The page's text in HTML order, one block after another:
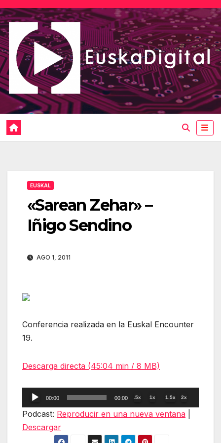
Saltar
al
contenido
EUSKAL
«Sarean Zehar» –
Iñigo Sendino
AGO 1, 2011
Conferencia realizada en la Euskal Encounter
19.
Descarga directa (45:04 min / 8 MB)
Reproductor
de
00:00 00:00 .5x 1x 1.5x 2x
Podcast: Reproducir en una nueva ventana
Descargar